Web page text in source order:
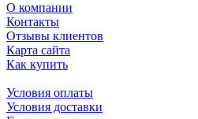
О компании
Контакты
Отзывы клиентов
Карта сайта
Как купить
Условия оплаты
Условия доставки